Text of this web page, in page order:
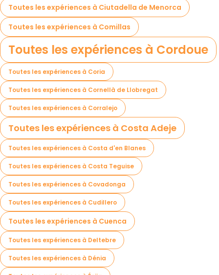
Toutes les expériences à Ciutadella de Menorca
Toutes les expériences à Comillas
Toutes les expériences à Cordoue
Toutes les expériences à Coria
Toutes les expériences à Cornellà de Llobregat
Toutes les expériences à Corralejo
Toutes les expériences à Costa Adeje
Toutes les expériences à Costa d'en Blanes
Toutes les expériences à Costa Teguise
Toutes les expériences à Covadonga
Toutes les expériences à Cudillero
Toutes les expériences à Cuenca
Toutes les expériences à Deltebre
Toutes les expériences à Dénia